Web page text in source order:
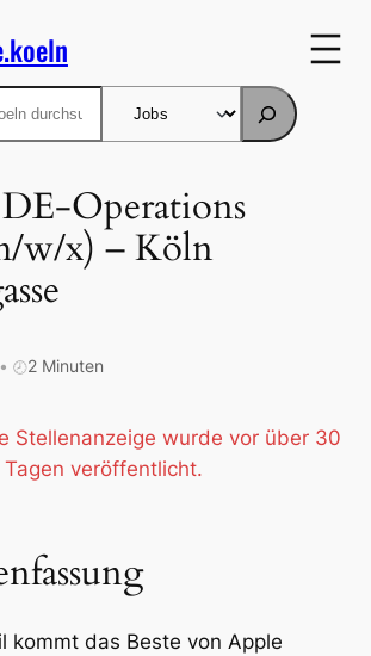
Operations
w/x) – Köln
🕗2 Minuten
Stellenanzeige wurde vor über 30
Tagen veröffentlicht.
kommt das Beste von Apple